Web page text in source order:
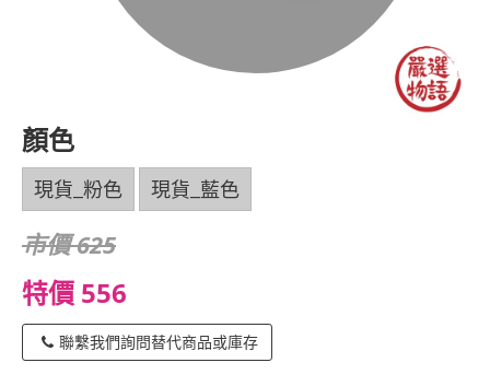
顏色
現貨_粉色 現貨_藍色
市價 625
特價 556
聯繫我們詢問替代商品或庫存